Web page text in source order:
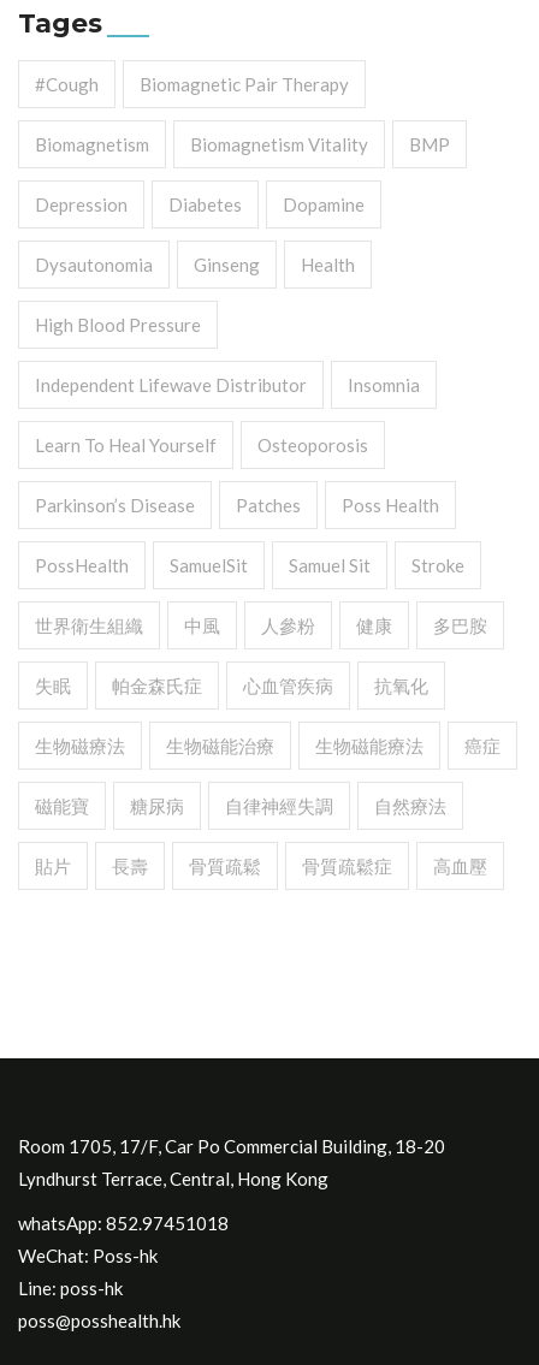
Tages
#cough Biomagnetic Pair Therapy
Biomagnetism Biomagnetism Vitality BMP
Depression Diabetes Dopamine
Dysautonomia Ginseng Health
High Blood Pressure
Independent Lifewave Distributor Insomnia
Learn To Heal Yourself Osteoporosis
Parkinson’s Disease Patches Poss Health
PossHealth SamuelSit Samuel Sit Stroke
世界衛生組織 中風 人參粉 健康 多巴胺
失眠 帕金森氏症 心血管疾病 抗氧化
生物磁療法 生物磁能治療 生物磁能療法 癌症
磁能寶 糖尿病 自律神經失調 自然療法
貼片 長壽 骨質疏鬆 骨質疏鬆症 高血壓
Room 1705, 17/F, Car Po Commercial Building, 18-20
Lyndhurst Terrace, Central, Hong Kong
whatsApp: 852.97451018
WeChat: Poss-hk
Line: poss-hk
poss@posshealth.hk